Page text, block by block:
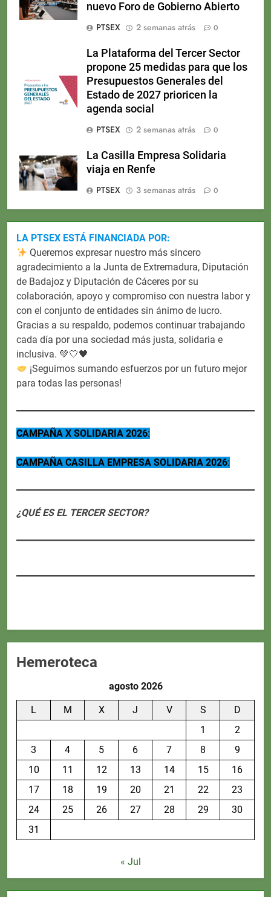
nuevo Foro de Gobierno Abierto
PTSEX
2 semanas atrás 0
La Plataforma del Tercer Sector
propone 25 medidas para que los
Presupuestos Generales del
Estado de 2027 prioricen la
agenda social
PTSEX
2 semanas atrás 0
La Casilla Empresa Solidaria
viaja en Renfe
PTSEX
3 semanas atrás 0
LA PTSEX ESTÁ FINANCIADA POR:
Queremos expresar nuestro más sincero
agradecimiento a la Junta de Extremadura, Diputación
de Badajoz y Diputación de Cáceres por su
colaboración, apoyo y compromiso con nuestra labor y
con el conjunto de entidades sin ánimo de lucro.
Gracias a su respaldo, podemos continuar trabajando
cada día por una sociedad más justa, solidaria e
inclusiva. 💚🤍🖤
¡Seguimos sumando esfuerzos por un futuro mejor
para todas las personas!
CAMPAÑA X SOLIDARIA 2026:
CAMPAÑA CASILLA EMPRESA SOLIDARIA 2026:
¿QUÉ ES EL TERCER SECTOR?
Hemeroteca
agosto 2026
L M X J V S
D
1
2
3
4 5 6 7 8
9
10
11 12 13 14 15
16
17
18 19 20 21 22
23
24
25 26 27 28 29
30
31
« Jul